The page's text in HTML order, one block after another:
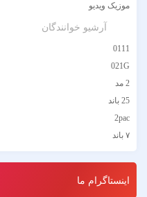
موزیک ویدیو
آرشیو خوانندگان
0111
021G
2 مد
25 باند
2pac
۷ باند
ABEGI
اینستاگرام ما